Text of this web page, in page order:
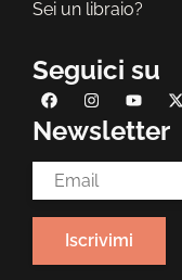
Sei un libraio?
Seguici su
Newsletter
Email Address*